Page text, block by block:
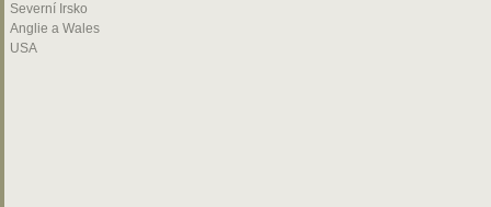
Severní Irsko
Anglie a Wales
USA